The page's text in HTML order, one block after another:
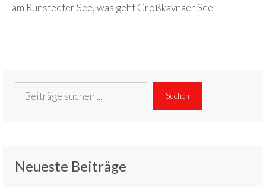
am Runstedter See,was geht Großkaynaer See
Suchen Suchen
Neueste Beiträge